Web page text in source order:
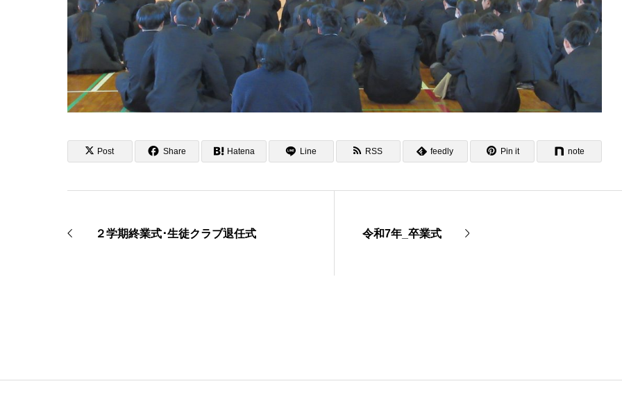
Post Share Hatena Line RSS feedly Pin it note
２学期終業式･生徒クラブ退任式 令和7年_卒業式